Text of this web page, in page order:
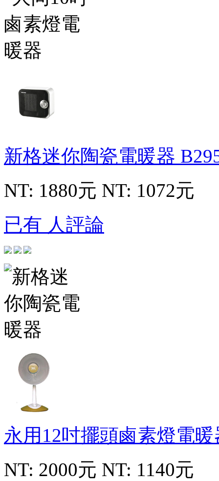
新格迷你陶瓷電暖器
NT: 1880元 NT: 1072元
已有 人評論
永用12吋擺頭鹵素燈電
NT: 2000元 NT: 1140元